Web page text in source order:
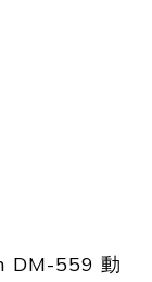
DM-559 動